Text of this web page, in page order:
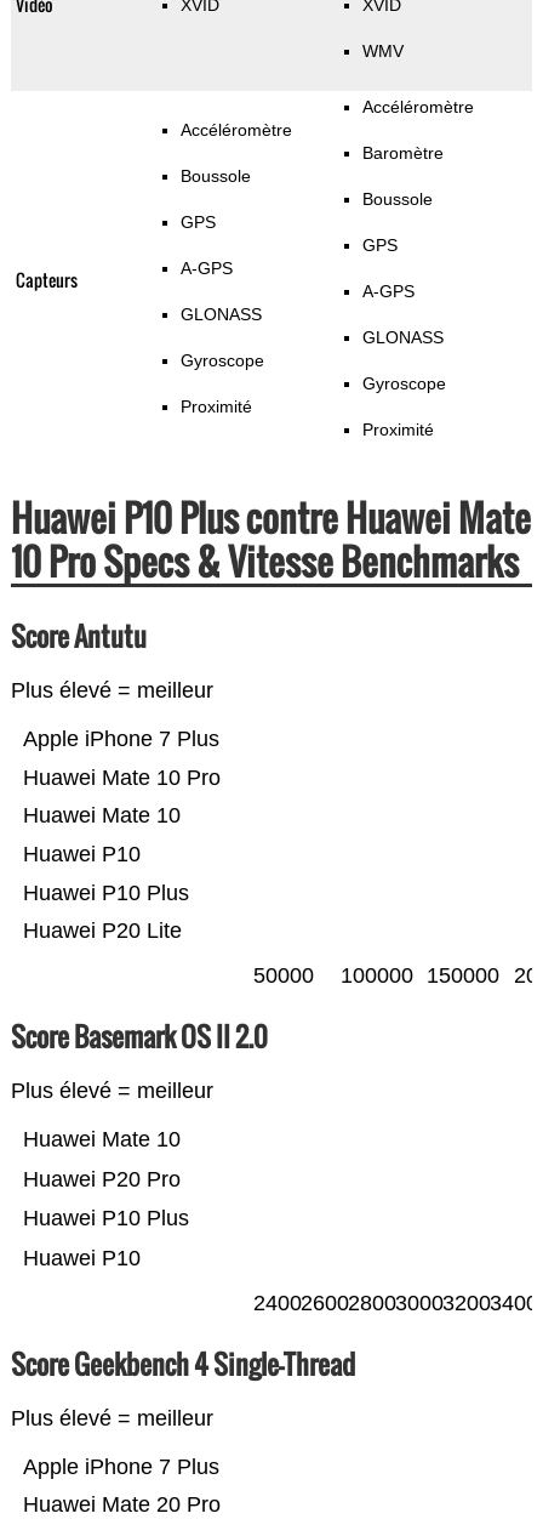
XVID XVID
WMV
Capteurs
Accéléromètre
Boussole
GPS
A-GPS
GLONASS
Gyroscope
Proximité
Accéléromètre
Baromètre
Boussole
GPS
A-GPS
GLONASS
Gyroscope
Proximité
Huawei P10 Plus contre Huawei Mate
10 Pro Specs & Vitesse Benchmarks
Score Antutu
Plus élevé = meilleur
Huawei P20 Lite
Huawei P10 Plus
Huawei P10
Huawei Mate 10
Huawei Mate 10 Pro
Apple iPhone 7 Plus
50000 100000 150000
Score Basemark OS II 2.0
Plus élevé = meilleur
Huawei P10
Huawei P10 Plus
Huawei P20 Pro
Huawei Mate 10
240026002800300032003400
Score Geekbench 4 Single-Thread
Plus élevé = meilleur
Huawei Mate 20 Pro
Apple iPhone 7 Plus